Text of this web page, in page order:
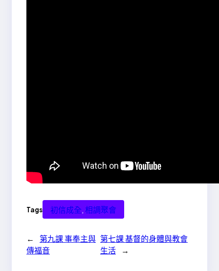
Tags 初信成全, 相調聚會
←
第九課 事奉主與
傳福音
第七課 基督的身體與教會
生活
→